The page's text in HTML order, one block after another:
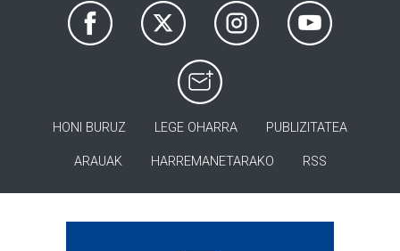
HONI BURUZ LEGE OHARRA PUBLIZITATEA
ARAUAK HARREMANETARAKO RSS